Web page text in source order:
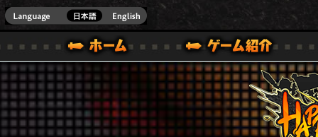
ONE VER.]
ガイド
ル｜HAPPY WARS(ハッピーウォーズ)公式サイト [ XBOX 360,XBOX ONE VER.]
サポート | HAPPY WARS(ハッピーウォーズ)公式サイ